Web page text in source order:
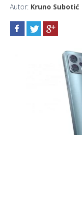
Autor: Kruno Subotić